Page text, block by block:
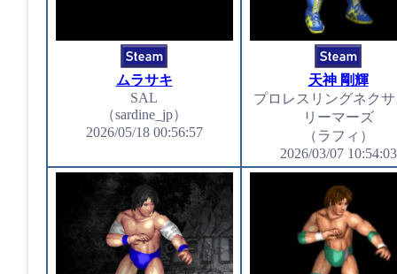
ムラサキ
SAL
（sardine_jp）
2026/05/18 00:56:57
天神 剛輝
プロレスリングネク
リーマーズ
（ラフィ）
2026/03/07 10:54:03